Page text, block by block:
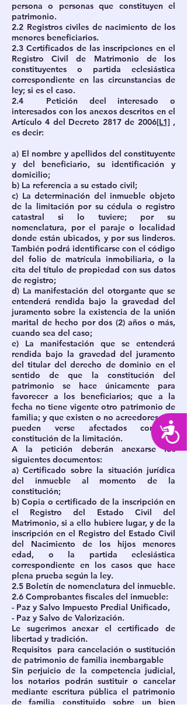
persona o personas que constituyen el
patrimonio.
2.2 Registros civiles de nacimiento de los
menores beneficiarios.
2.3 Certificados de las inscripciones en el
Registro Civil de Matrimonio de los
constituyentes o partida eclesiástica
correspondiente en las circunstancias de
ley; si es el caso.
2.4 Petición deel interesado o
interesados con los anexos descritos en el
Artículo 4 del Decreto 2817 de 2006[L1] ,
es decir:
a) El nombre y apellidos del constituyente
y del beneficiario, su identificación y
domicilio;
b) La referencia a su estado civil;
c) La determinación del inmueble objeto
de la limitación por su cédula o registro
catastral si lo tuviere; por su
nomenclatura, por el paraje o localidad
donde están ubicados, y por sus linderos.
También podrá identificarse con el código
del folio de matrícula inmobiliaria, o la
cita del título de propiedad con sus datos
de registro;
d) La manifestación del otorgante que se
entenderá rendida bajo la gravedad del
juramento sobre la existencia de la unión
marital de hecho por dos (2) años o más,
cuando sea del caso;
e) La manifestación que se entenderá
rendida bajo la gravedad del juramento
del titular del derecho de dominio en el
sentido de que la constitución del
patrimonio se hace únicamente para
favorecer a los beneficiarios; que a la
fecha no tiene vigente otro patrimonio de
familia; y que existen o no acreedores que
pueden verse afectados con la
constitución de la limitación.
A la petición deberán anexarse los
siguientes documentos:
a) Certificado sobre la situación jurídica
del inmueble al momento de la
constitución;
b) Copia o certificado de la inscripción en
el Registro del Estado Civil del
Matrimonio, si a ello hubiere lugar, y de la
inscripción en el Registro del Estado Civil
del Nacimiento de los hijos menores
edad, o la partida eclesiástica
correspondiente en los casos que hace
plena prueba según la ley.
2.5 Boletín de nomenclatura del inmueble.
2.6 Comprobantes fiscales del inmueble:
- Paz y Salvo Impuesto Predial Unificado,
- Paz y Salvo de Valorización.
Le sugerimos anexar el certificado de
libertad y tradición.
Requisitos para cancelación o sustitución
de patrimonio de familia inembargable
Sin perjuicio de la competencia judicial,
los notarios podrán sustituir o cancelar
mediante escritura pública el patrimonio
de familia constituido sobre un bien